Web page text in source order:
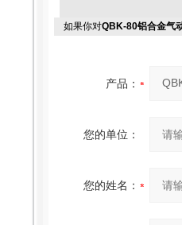
如果你对QBK-80铝合金气
产品：
您的单位：
您的姓名：